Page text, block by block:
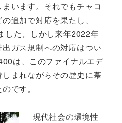
います。それでもチャコ
追加で対応を果たし、
した。しかし来年2022年
ガス規制への対応はつい
は、このファイナルエデ
まれながらその歴史に幕
です。
現代社会の環境性